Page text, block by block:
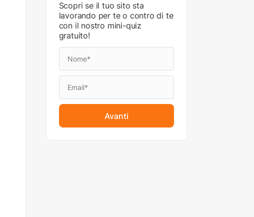
Scopri se il tuo sito sta
lavorando per te o contro di te
con il nostro mini-quiz
gratuito!
Avanti